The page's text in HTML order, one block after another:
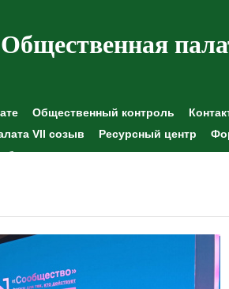
Общественная
Общественный контроль
VII созыв
Ресурсный центр